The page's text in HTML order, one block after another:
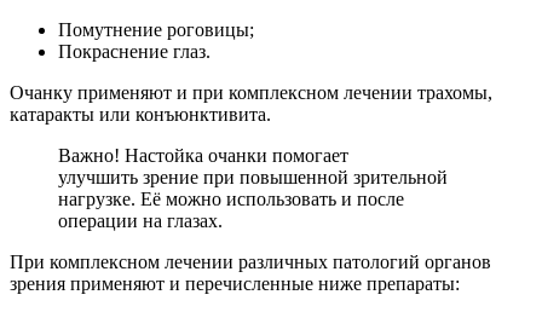
Помутнение роговицы;
Покраснение глаз.
Очанку применяют и при комплексном лечении трахомы,
катаракты или конъюнктивита.
Важно! Настойка очанки помогает
улучшить зрение при повышенной зрительной
нагрузке. Её можно использовать и после
операции на глазах.
При комплексном лечении различных патологий органов
зрения применяют и перечисленные ниже препараты: